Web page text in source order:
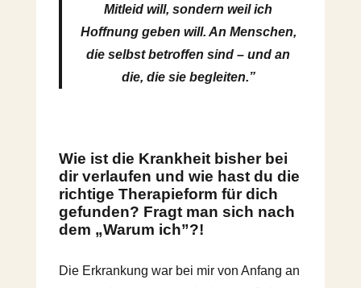
Mitleid will, sondern weil ich
Hoffnung geben will. An Menschen,
die selbst betroffen sind – und an
die, die sie begleiten.”
Wie ist die Krankheit bisher bei
dir verlaufen und wie hast du die
richtige Therapieform für dich
gefunden? Fragt man sich nach
dem „Warum ich”?!
Die Erkrankung war bei mir von Anfang an